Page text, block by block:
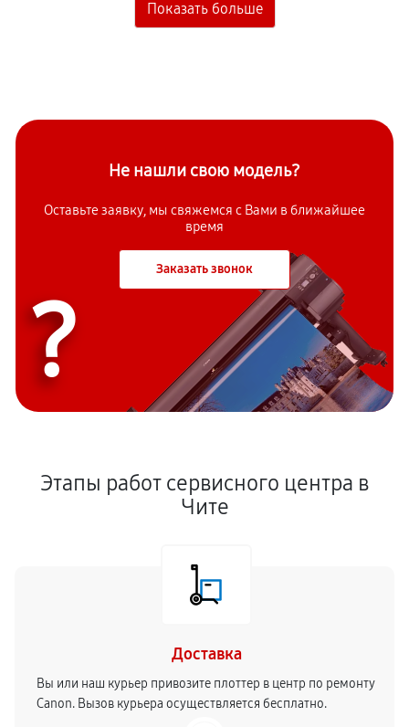
Не нашли свою модель?
Оставьте заявку, мы свяжемся с Вами в ближайшее
время
Заказать звонок
?
Этапы работ сервисного центра в
Чите
Доставка
Вы или наш курьер привозите плоттер в центр по ремонту
Canon. Вызов курьера осуществляется бесплатно.